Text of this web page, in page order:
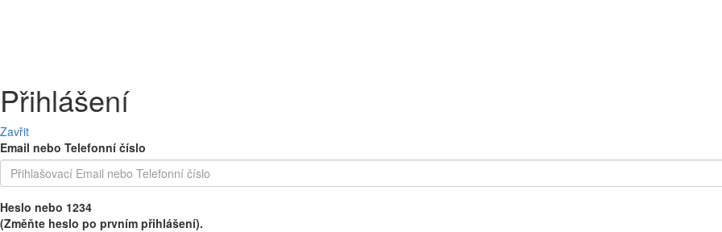
Přihlášení
Zavřit
Email nebo Telefonní číslo
Heslo nebo 1234
(Změňte heslo po prvním přihlášení).